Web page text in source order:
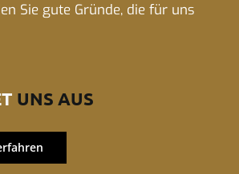
Sie gute Gründe, die für uns
UNS AUS